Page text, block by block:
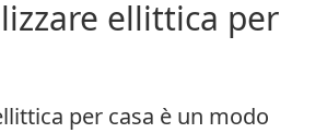
ellittica per
per casa è un modo